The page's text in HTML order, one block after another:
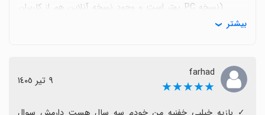
(نسخه PC بهتر است و وجود نسخه آنلاین هم از کاربران
درخواست می‌شود) گزارش شده است.
گروهی وجود دارد.
برخی کاربران درباره امنیت دانلود از منابع APK و نیاز به
آشنایی با زبان (مثلاً انگلیسی برای دسترسی به امکانات)
بیشتر
farhad
★★★★★ ٩ تیر ١٤٠٥